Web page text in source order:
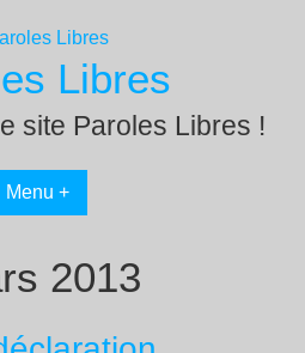
Libres
site Paroles Libres !
Menu +
2013